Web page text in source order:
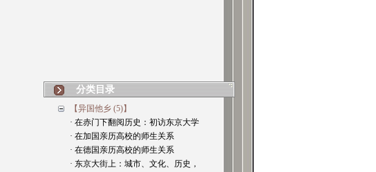
分类目录
【异国他乡 (5)】
· 在赤门下翻阅历史：初访东京大学
· 在加国亲历高校的师生关系
· 在德国亲历高校的师生关系
· 东京大街上：城市、文化、历史，